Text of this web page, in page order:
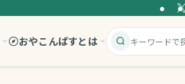
おやこんぱすとは